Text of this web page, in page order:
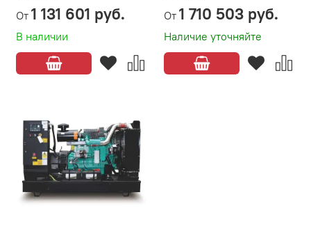
В наличии
От 1 131 601 руб.
Наличие уточняйте
От 1 710 503 руб.